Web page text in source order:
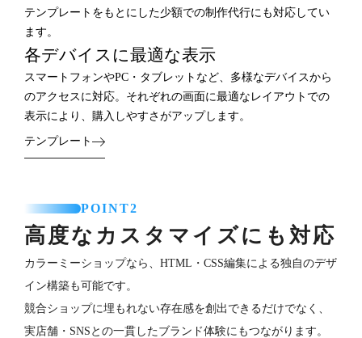
テンプレートをもとにした少額での制作代行にも対応してい
ます。
各デバイスに最適な表示
スマートフォンやPC・タブレットなど、多様なデバイスから
のアクセスに対応。それぞれの画面に最適なレイアウトでの
表示により、購入しやすさがアップします。
テンプレート
POINT2
高度なカスタマイズにも対応
カラーミーショップなら、HTML・CSS編集による独自のデザ
イン構築も可能です。
競合ショップに埋もれない存在感を創出できるだけでなく、
実店舗・SNSとの一貫したブランド体験にもつながります。